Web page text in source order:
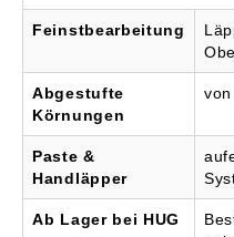
Feinstbearbeitung
Abgestufte
Körnungen
Paste &
Handläpper
Ab Lager bei HUG